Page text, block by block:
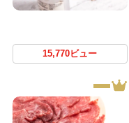
15,770ビュー